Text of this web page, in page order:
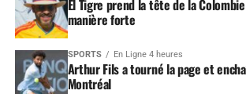
El Tigre prend la tête de la
manière forte
SPORTS En Ligne 4 heures
Arthur Fils a tourné la page et
Montréal